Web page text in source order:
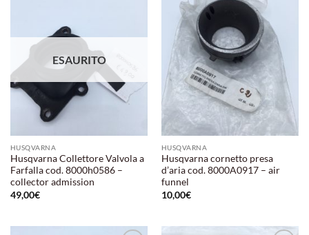
ESAURITO
HUSQVARNA
Husqvarna Collettore Valvola a
Farfalla cod. 8000h0586 –
collector admission
49,00€
Aggiungi
alla lista
dei
desideri
HUSQVARNA
Husqvarna cornetto presa
d’aria cod. 8000A0917 – air
funnel
10,00€